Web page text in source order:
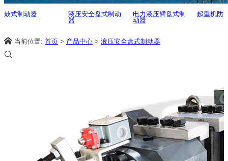
鼓式制动器
液压安全盘式制动
器
电力液压臂盘式制
动器
起重机防
当前位置: 首页 > 产品中心 > 液压安全盘式制动器